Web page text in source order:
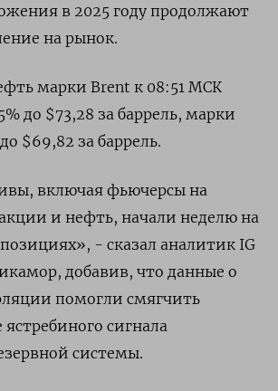
в 2025 году продолжают
на рынок.
марки Brent к 08:51 МСК
до $73,28 за баррель, марки
$69,82 за баррель.
включая фьючерсы на
и нефть, начали неделю на
- сказал аналитик IG
добавив, что данные о
помогли смягчить
сигнала
системы.